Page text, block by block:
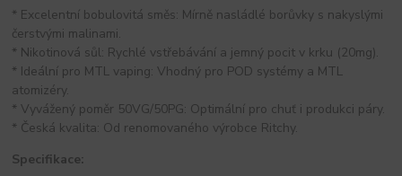
* Excelentní bobulovitá směs: Mírně nasládlé borůvky s nakyslými
čerstvými malinami.
* Nikotinová sůl: Rychlé vstřebávání a jemný pocit v krku (20mg).
* Ideální pro MTL vaping: Vhodný pro POD systémy a MTL
atomizéry.
* Vyvážený poměr 50VG/50PG: Optimální pro chuť i produkci páry.
* Česká kvalita: Od renomovaného výrobce Ritchy.
Specifikace: